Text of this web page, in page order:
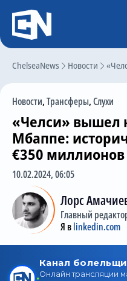
ChelseaNews Новости
Новости,Трансферы,Слухи
«Челси» вышел
Мбаппе:
€350 миллионов
10.02.2024, 06:05
Лорс
Главный
Я вlinkedin.com
Регистрация
Главная
Чат
Трансферы
Слухи
История Челси
Статистика
Календарь игр
Состав команды
Поиск по сайту